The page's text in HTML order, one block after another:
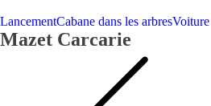
LancementCabane dans les arbres
Mazet Carcarie